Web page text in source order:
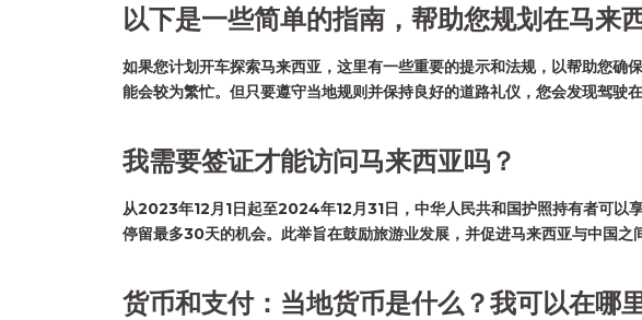
以下是一些简单的指南，帮助您规划在马来
如果您计划开车探索马来西亚，这里有一些重要的提示和法规，以帮助您
能会较为繁忙。但只要遵守当地规则并保持良好的道路礼仪，您会发现驾驶
我需要签证才能访问马来西亚吗？
从2023年12月1日起至2024年12月31日，中华人民共和国护照持有者可以
停留最多30天的机会。此举旨在鼓励旅游业发展，并促进马来西亚与中国之
货币和支付：当地货币是什么？我可以在哪